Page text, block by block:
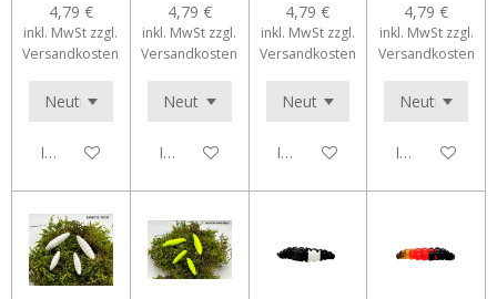
4,79 €
inkl. MwSt zzgl.
Versandkosten
In den Warenkorb
4,79 €
inkl. MwSt zzgl.
Versandkosten
In den Warenkorb
4,79 €
inkl. MwSt zzgl.
Versandkosten
In den Warenkorb
4,79 €
inkl. MwSt zzgl.
Versandkosten
In den